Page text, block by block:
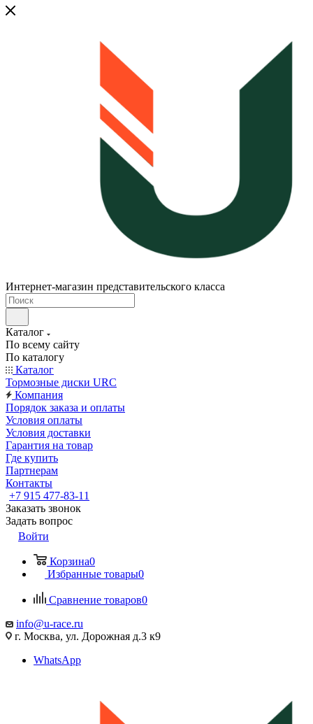
Интернет-магазин представительского класса
Каталог
По всему сайту
По каталогу
Каталог
Тормозные диски URC
Компания
Порядок заказа и оплаты
Условия оплаты
Условия доставки
Гарантия на товар
Где купить
Партнерам
Контакты
+7 915 477-83-11
Заказать звонок
Задать вопрос
Войти
Корзина0
Избранные товары0
Сравнение товаров0
info@u-race.ru
г. Москва, ул. Дорожная д.3 к9
WhatsApp